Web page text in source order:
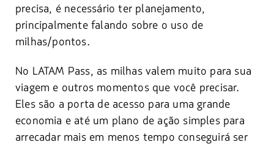
precisa, é necessário ter planejamento,
principalmente falando sobre o uso de
milhas/pontos.
No LATAM Pass, as milhas valem muito para sua
viagem e outros momentos que você precisar.
Eles são a porta de acesso para uma grande
economia e até um plano de ação simples para
arrecadar mais em menos tempo conseguirá ser